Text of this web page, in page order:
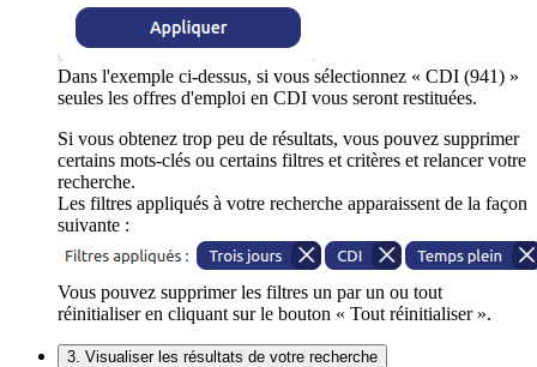
Dans l'exemple ci-dessus, si vous sélectionnez « CDI (941) »
seules les offres d'emploi en CDI vous seront restituées.
Si vous obtenez trop peu de résultats, vous pouvez supprimer
certains mots-clés ou certains filtres et critères et relancer votre
recherche.
Les filtres appliqués à votre recherche apparaissent de la façon
suivante :
Vous pouvez supprimer les filtres un par un ou tout
réinitialiser en cliquant sur le bouton « Tout réinitialiser ».
3. Visualiser les résultats de votre recherche